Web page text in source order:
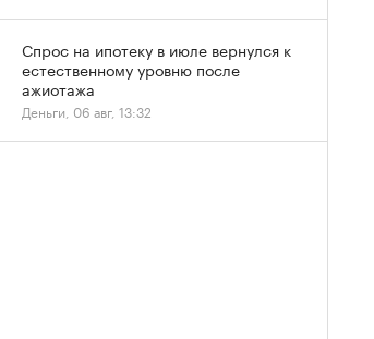
Спрос на ипотеку в июле вернулся к
естественному уровню после
ажиотажа
Деньги, 06 авг, 13:32